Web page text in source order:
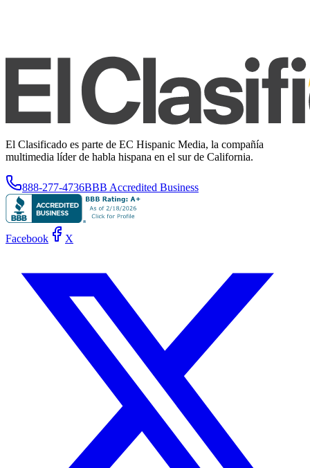
El Clasificado es parte de EC Hispanic Media, la compañía
multimedia líder de habla hispana en el sur de California.
888-277-4736BBB Accredited Business
Facebook X